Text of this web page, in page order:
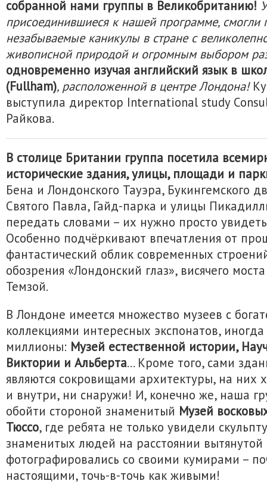
собранной нами группы в Великобританию!
присоединившиеся к нашей программе, смогли
незабываемые каникулы в стране с
живописной природой и огромным выбором
одновременно изучая английский язык в
(Fullham), расположенной в центре Лондона!
выступила директор International study
Райкова.
В столице Британии группа посетила
исторические здания, улицы, площади и
Бена и Лондонского Тауэра, Букингемского
Святого Павла, Гайд-парка и улицы
передать словами – их нужно просто
Особенно подчёркивают впечатления от
фантастический облик современных
обозрения «Лондонский глаз», висячего
Темзой.
В Лондоне имеется множество музеев с
коллекциями интересных экспонатов,
миллионы: Музей естественной истории,
Виктории и Альберта… Кроме того, сами
являются сокровищами архитектуры, на них
и внутри, ни снаружи! И, конечно же, наша
обойти стороной знаменитый Музей
Тюссо, где ребята не только увидели
знаменитых людей на расстоянии вытянутой
фотографировались со своими кумирами –
настоящими, точь-в-точь как живыми!